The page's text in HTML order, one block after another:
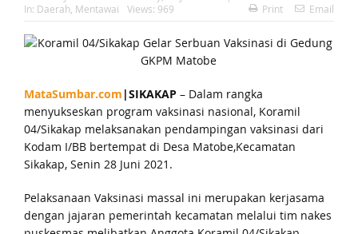
In: Daerah Mentawai Views: 969 Print Email
MataSumbar.com |SIKAKAP – Dalam rangka
menyukseskan program vaksinasi nasional, Koramil
04/Sikakap melaksanakan pendampingan vaksinasi dari
Kodam I/BB bertempat di Desa Matobe,Kecamatan
Sikakap, Senin 28 Juni 2021.
Pelaksanaan Vaksinasi massal ini merupakan kerjasama
dengan jajaran pemerintah kecamatan melalui tim nakes